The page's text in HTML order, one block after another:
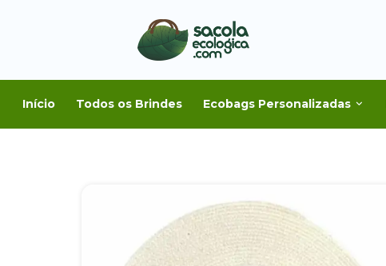
Início Todos os Brindes Ecobags Personalizadas